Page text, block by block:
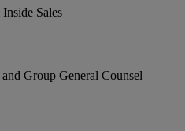
Sales
Group General Counsel